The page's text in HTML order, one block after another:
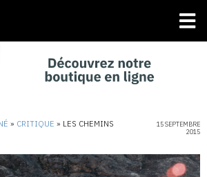
» CRITIQUE » LES CHEMINS
15 SEPTEMBRE
2015